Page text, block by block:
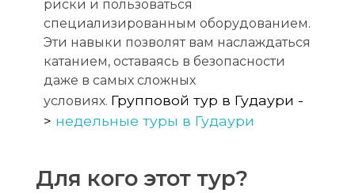
риски и пользоваться
специализированным оборудованием.
Эти навыки позволят вам наслаждаться
катанием, оставаясь в безопасности
даже в самых сложных
условиях. Групповой тур в Гудаури -
> недельные туры в Гудаури
Для кого этот тур?